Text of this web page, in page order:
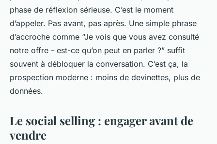
phase de réflexion sérieuse. C’est le moment
d’appeler. Pas avant, pas après. Une simple phrase
d’accroche comme “Je vois que vous avez consulté
notre offre - est-ce qu’on peut en parler ?” suffit
souvent à débloquer la conversation. C’est ça, la
prospection moderne : moins de devinettes, plus de
données.
Le social selling : engager avant de
vendre